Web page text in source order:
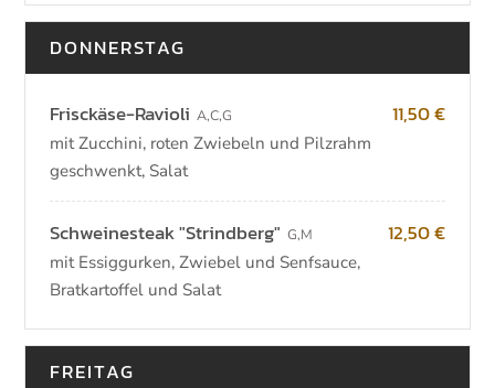
DONNERSTAG
Frisckäse-Ravioli A,C,G
mit Zucchini, roten Zwiebeln und Pilzrahm
geschwenkt, Salat
11,50 €
Schweinesteak "Strindberg" G,M
mit Essiggurken, Zwiebel und Senfsauce,
Bratkartoffel und Salat
12,50 €
FREITAG